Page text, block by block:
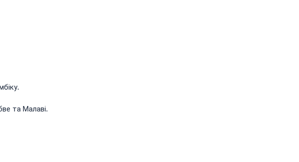
та Малаві.